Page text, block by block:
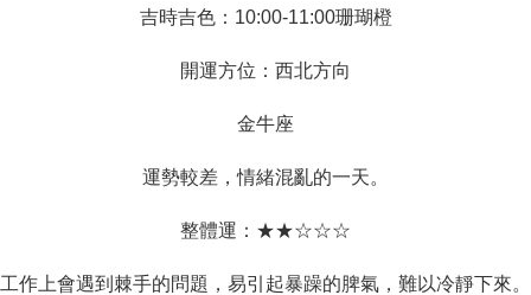
吉時吉色：10:00-11:00珊瑚橙
開運方位：西北方向
金牛座
運勢較差，情緒混亂的一天。
整體運：★★☆☆☆
工作上會遇到棘手的問題，易引起暴躁的脾氣，難以冷靜下來。